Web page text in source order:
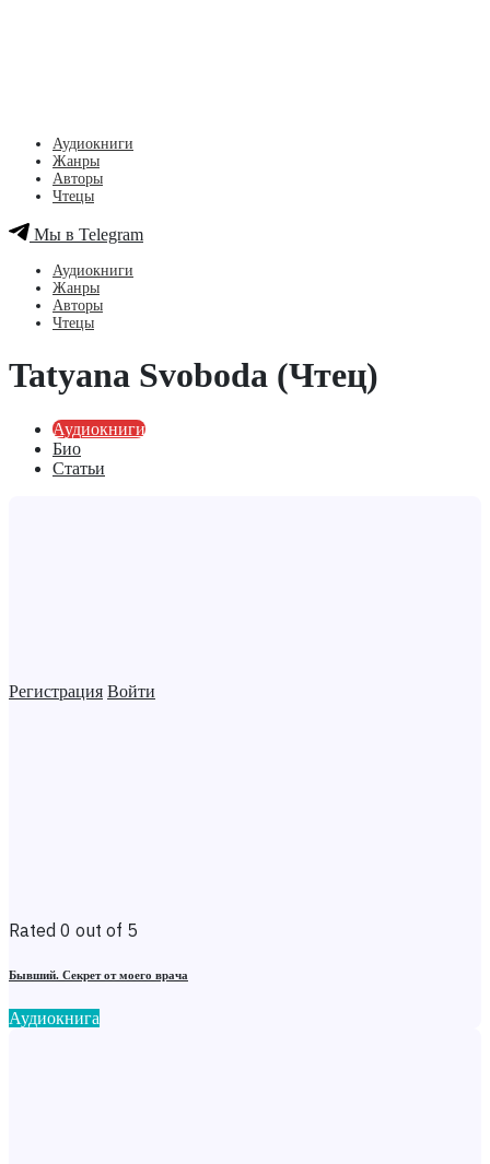
Регистрация Войти
Аудиокниги
Жанры
Авторы
Чтецы
Мы в Telegram
Аудиокниги
Жанры
Авторы
Чтецы
Tatyana Svoboda (Чтец)
Аудиокниги
Био
Статьи
Rated 0 out of 5
Бывший. Секрет от моего врача
Аудиокнига